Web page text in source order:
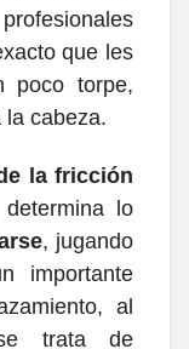
que les
poco torpe,
la cabeza.
la fricción
determina lo
, jugando
importante
al
trata de